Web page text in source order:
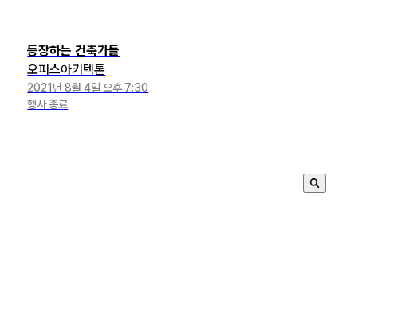
등장하는 건축가들
오피스아키텍톤
2021년 8월 4일 오후 7:30
행사 종료